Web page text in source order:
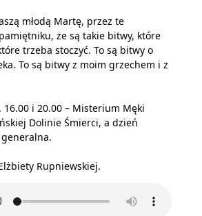
młodą Martę, przez te
że są takie bitwy, które
trzeba stoczyć. To są bitwy o
To są bitwy z moim grzechem i z
i 20.00 – Misterium Męki
Dolinie Śmierci, a dzień
Rupniewskiej.